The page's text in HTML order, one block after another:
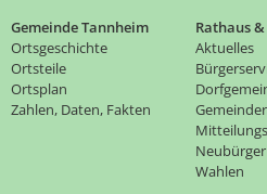
Gemeinde Tannheim
Ortsgeschichte
Ortsteile
Ortsplan
Zahlen, Daten, Fakten
Rathaus
Aktuelles
Neubürger
Wahlen